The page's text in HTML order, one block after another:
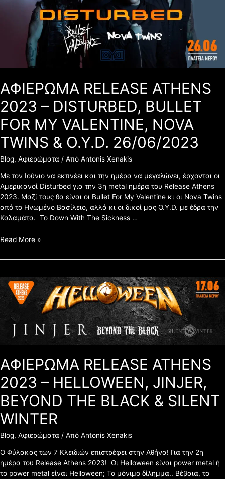
ΑΦΙΕΡΩΜΑ RELEASE ATHENS
2023 – DISTURBED, BULLET
FOR MY VALENTINE, NOVA
TWINS & O.Y.D. 26/06/2023
Blog, Αφιερώματα / Από Antonis Xenakis
Με τον Ιούνιο να εκπνέει και την ημέρα να μεγαλώνει, έρχονται οι
Αμερικανοί Disturbed για την 3η metal ημέρα του Release Athens
2023. Μαζί τους θα είναι οι Bullet For My Valentine κι οι Nova Twins
από το Ηνωμένο Βασίλειο, αλλά κι οι δικοί μας O.Y.D. με έδρα την
Καλαμάτα. Το Down With The Sickness …
DISTURBED,
VALENTINE,
&
26/06/2023
Read More »
ΑΦΙΕΡΩΜΑ RELEASE ATHENS
2023 – HELLOWEEN, JINJER,
BEYOND THE BLACK & SILENT
WINTER
Blog, Αφιερώματα / Από Antonis Xenakis
Ο Φύλακας των 7 Κλειδιών επιστρέφει στην Αθήνα! Για την 2η
ημέρα του Release Athens 2023! Οι Helloween είναι power metal ή
το power metal είναι Helloween; Το μόνιμο δίλημμα.. Βέβαια, το
ΑΦΙΕΡΩΜΑ
RELEASE
ATHENS
HELLOWEEN,
THE
BLACK
&
SILENT
WINTER